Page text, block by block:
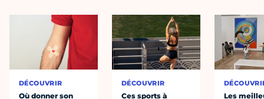
DÉCOUVRIR
Où donner son
DÉCOUVRIR
Ces sports à
Les